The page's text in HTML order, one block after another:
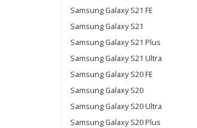
Samsung Galaxy S21 FE
Samsung Galaxy S21
Samsung Galaxy S21 Plus
Samsung Galaxy S21 Ultra
Samsung Galaxy S20 FE
Samsung Galaxy S20
Samsung Galaxy S20 Ultra
Samsung Galaxy S20 Plus